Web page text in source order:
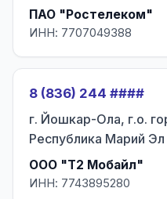
ПАО "Ростелеком"
ИНН: 7707049388
8 (836) 244 ####
г. Йошкар-Ола, г.о.
Республика Марий Эл
ООО "Т2 Мобайл"
ИНН: 7743895280